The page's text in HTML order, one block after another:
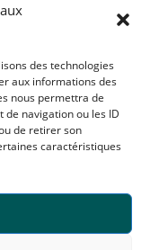
des technologies
aux informations des
nous permettra de
navigation ou les ID
de retirer son
caractéristiques